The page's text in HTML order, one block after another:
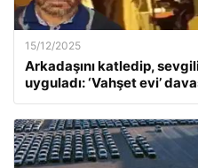
15/12/2025
Arkadaşını katledip,
uyguladı: ‘Vahşet evi’